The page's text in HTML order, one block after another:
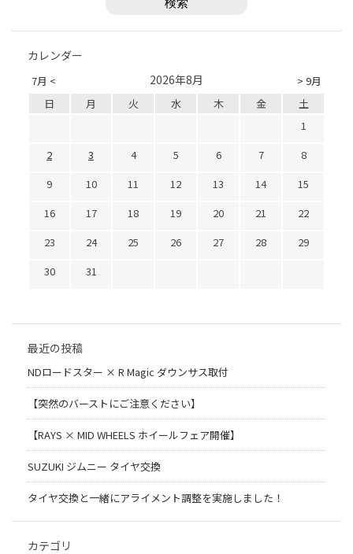
カレンダー
7月 < > 9月
2026年8月
日 月 火 水 木 金
土
1
2
3 4 5 6 7
8
9
10 11 12 13 14
15
16
17 18 19 20 21
22
23
24 25 26 27 28
29
30
31
最近の投稿
NDロードスター × R Magic ダウンサス取付
【突然のバーストにご注意ください】
【RAYS × MID WHEELS ホイールフェア開催】
SUZUKI ジムニー タイヤ交換
タイヤ交換と一緒にアライメント調整を実施しました！
カテゴリ